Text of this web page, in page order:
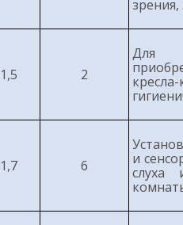
2
Для
6
и
слуха